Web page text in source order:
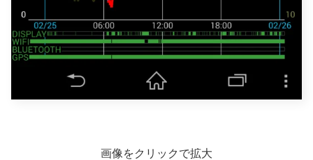
画像をクリックで拡大